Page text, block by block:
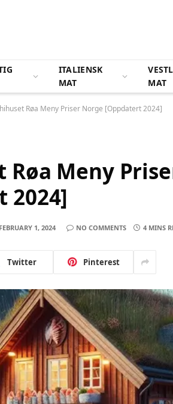
ITALIENSK
MAT
MAT
Røa Meny Priser Norge [Oppdatert 2024]
Røa Meny
2024]
FEBRUARY 1, 2024 NO COMMENTS 4 MINS
Twitter Pinterest